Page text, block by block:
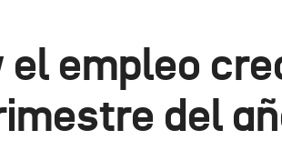
empleo
del